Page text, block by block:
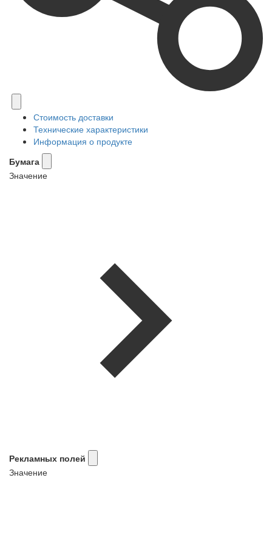
Стоимость доставки
Технические характеристики
Информация о продукте
Бумага
Значение
Рекламных полей
Значение